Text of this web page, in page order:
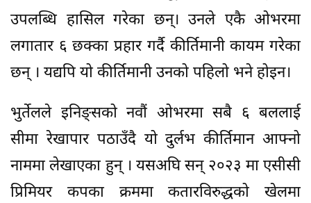
उपलब्धि हासिल गरेका छन्। उनले एकै ओभरमा
लगातार ६ छक्का प्रहार गर्दै कीर्तिमानी कायम गरेका
छन् । यद्यपि यो कीर्तिमानी उनको पहिलो भने होइन।
भुर्तेलले इनिङ्सको नवौं ओभरमा सबै ६ बललाई
सीमा रेखापार पठाउँदै यो दुर्लभ कीर्तिमान आफ्नो
नाममा लेखाएका हुन् । यसअघि सन् २०२३ मा एसीसी
प्रिमियर कपका क्रममा कतारविरुद्धको खेलमा